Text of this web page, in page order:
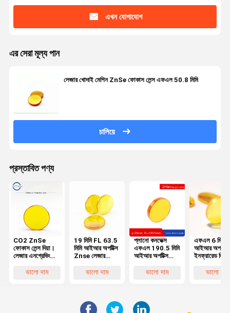
এখন যোগাযোগ
এর সেরা মূল্য পান
লেজার খোদাই মেশিন ZnSe ফোকাস লেন্স এফএল 50.8 মিমি
চালিয়ে
প্রস্তাবিত পণ্য
CO2 ZnSe
ফোকাস লেন্স দিয়া।
লেজার এনগ্রেভিং
20 মিমি FL76.2
ভালো দাম
19 মিমি FL 63.5
মিমি আইআর অপটিক্স
Znse লেজার
ভালো দাম
প্লানো কনভেক্স
এফএল 190.5 মিমি
আইআর অপটিক্স
20 মিমি ব্যাস
ভালো দাম
এফএল 6 মিমি
আইআর অপটিক্স
ইনফ্রারেড
ভালো দাম